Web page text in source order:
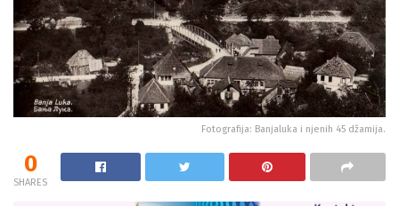
Fotografija: Banjaluka i njenih 45 džamija.
0
SHARES